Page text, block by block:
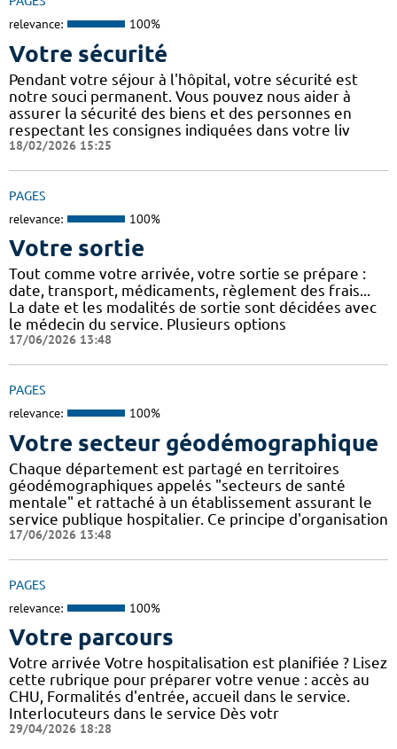
relevance: 100%
Votre sécurité
Pendant votre séjour à l'hôpital, votre sécurité est
notre souci permanent. Vous pouvez nous aider à
assurer la sécurité des biens et des personnes en
respectant les consignes indiquées dans votre liv
18/02/2026 15:25
PAGES
relevance: 100%
Votre sortie
Tout comme votre arrivée, votre sortie se prépare :
date, transport, médicaments, règlement des frais...
La date et les modalités de sortie sont décidées avec
le médecin du service. Plusieurs options
17/06/2026 13:48
PAGES
relevance: 100%
Votre secteur géodémographique
Chaque département est partagé en territoires
géodémographiques appelés "secteurs de santé
mentale" et rattaché à un établissement assurant le
service publique hospitalier. Ce principe d'organisation
17/06/2026 13:48
PAGES
relevance: 100%
Votre parcours
Votre arrivée Votre hospitalisation est planifiée ? Lisez
cette rubrique pour préparer votre venue : accès au
CHU, Formalités d'entrée, accueil dans le service.
Interlocuteurs dans le service Dès votr
29/04/2026 18:28